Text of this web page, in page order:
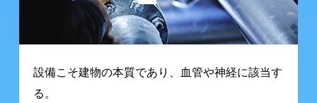
設備こそ建物の本質であり、
血管や神経に該当す
る。